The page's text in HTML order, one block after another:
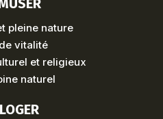
pleine nature
vitalité
et religieux
naturel